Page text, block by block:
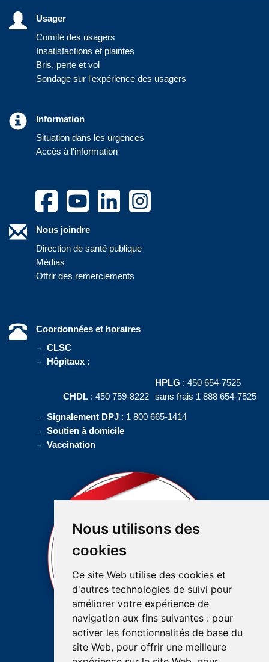
Nous utilisons des
cookies
Ce site Web utilise des cookies et
d'autres technologies de suivi pour
améliorer votre expérience de
navigation aux fins suivantes : pour
activer les fonctionnalités de base du
site Web, pour offrir une meilleure
Usager
Comité des usagers
Insatisfactions et plaintes
Bris, perte et vol
Sondage sur l'expérience des usagers
Information
Situation dans les urgences
Accès à l'information
Nous joindre
Direction de santé publique
Médias
Offrir des remerciements
Coordonnées et horaires
CLSC
Hôpitaux :
CHDL : 450 759-8222
HPLG : 450 654-7525
sans frais 1 888 654-7525
Signalement DPJ : 1 800 665-1414
Soutien à domicile
Vaccination